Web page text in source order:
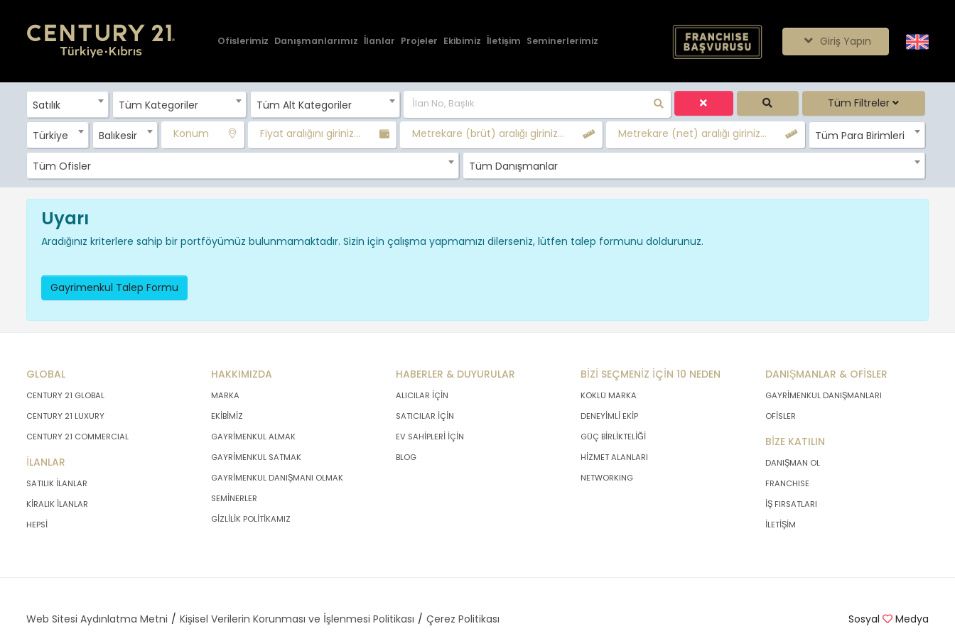
Ofislerimiz Danışmanlarımız İlanlar Projeler Ekibimiz İletişim Seminerlerimiz Giriş Yapın
Satılık Tüm Kategoriler Tüm Alt Kategoriler Tüm Filtreler
Türkiye Balıkesir Konum Fiyat aralığını giriniz... Metrekare (brüt) aralığı giriniz... Metrekare (net) aralığı giriniz... Tüm Para Birimleri
Tüm Ofisler Tüm Danışmanlar
Uyarı
Aradığınız kriterlere sahip bir portföyümüz bulunmamaktadır. Sizin için çalışma yapmamızı dilerseniz, lütfen talep formunu doldurunuz.
Gayrimenkul Talep Formu
GLOBAL
CENTURY 21 GLOBAL
CENTURY 21 LUXURY
CENTURY 21 COMMERCIAL
İLANLAR
SATILIK İLANLAR
KİRALIK İLANLAR
HEPSİ
HAKKIMIZDA
MARKA
EKİBİMİZ
GAYRİMENKUL ALMAK
GAYRİMENKUL SATMAK
GAYRİMENKUL DANIŞMANI OLMAK
SEMİNERLER
GİZLİLİK POLİTİKAMIZ
HABERLER & DUYURULAR
ALICILAR İÇİN
SATICILAR İÇİN
EV SAHİPLERİ İÇİN
BLOG
BİZİ SEÇMENİZ İÇİN 10 NEDEN
KÖKLÜ MARKA
DENEYİMLİ EKİP
GÜÇ BİRLİKTELİĞİ
HİZMET ALANLARI
NETWORKING
DANIŞMANLAR & OFİSLER
GAYRİMENKUL DANIŞMANLARI
OFİSLER
BİZE KATILIN
DANIŞMAN OL
FRANCHISE
İŞ FIRSATLARI
İLETİŞİM
Web Sitesi Aydınlatma Metni Kişisel Verilerin Korunması ve İşlenmesi Politikası Çerez Politikası Sosyal Medya